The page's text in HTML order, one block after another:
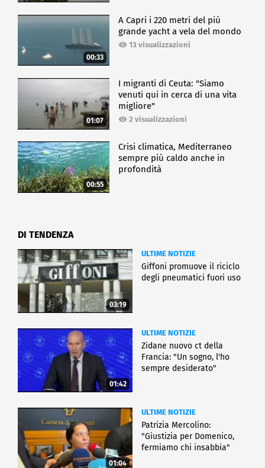
00:33
A Capri i 220 metri del più
grande yacht a vela del mondo
13 visualizzazioni
01:07
I migranti di Ceuta: "Siamo
venuti qui in cerca di una vita
migliore"
2 visualizzazioni
00:55
Crisi climatica, Mediterraneo
sempre più caldo anche in
profondità
DI TENDENZA
03:19
ULTIME NOTIZIE
Giffoni promuove il riciclo
degli pneumatici fuori uso
01:42
ULTIME NOTIZIE
Zidane nuovo ct della
Francia: "Un sogno, l'ho
sempre desiderato"
01:04
ULTIME NOTIZIE
Patrizia Mercolino:
"Giustizia per Domenico,
fermiamo chi insabbia"